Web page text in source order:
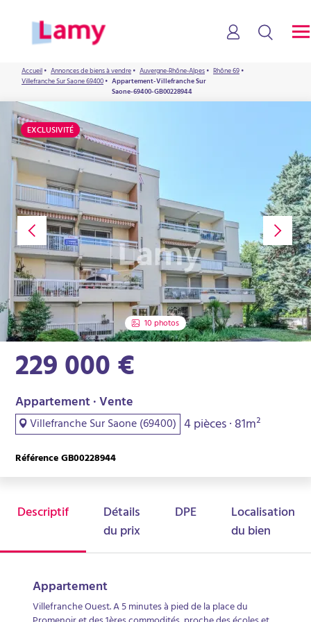
Accueil• Annonces de biens à vendre• Auvergne-Rhône-Alpes• Rhône 69•
Villefranche Sur Saone 69400• Appartement-Villefranche Sur
Saone-69400-GB00228944
EXCLUSIVITÉ
10 photos
Appartement · Vente
Villefranche Sur Saone (69400) 4 pièces · 81m²
229 000 €
Référence GB00228944
Descriptif Détails
du prix
DPE Localisation
du bien
Appartement
Villefranche Ouest. A 5 minutes à pied de la place du